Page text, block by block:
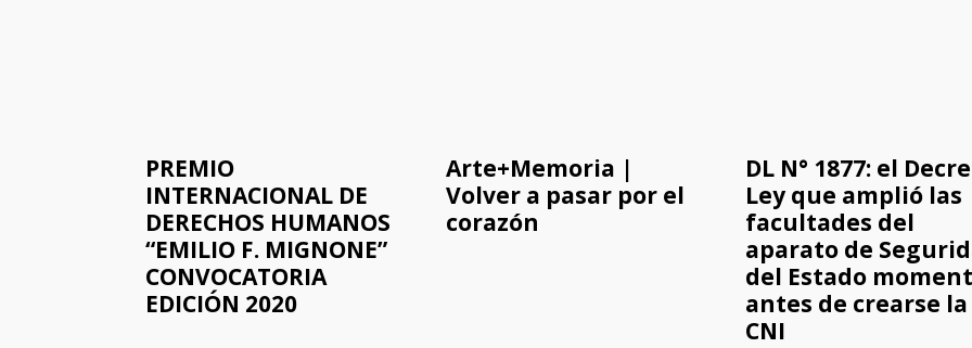
PREMIO
INTERNACIONAL DE
DERECHOS HUMANOS
“EMILIO F. MIGNONE”
CONVOCATORIA
EDICIÓN 2020
Arte+Memoria |
Volver a pasar por el
corazón
DL N° 1877: el
Ley que amplió las
facultades del
aparato de
del Estado
antes de crearse la
CNI